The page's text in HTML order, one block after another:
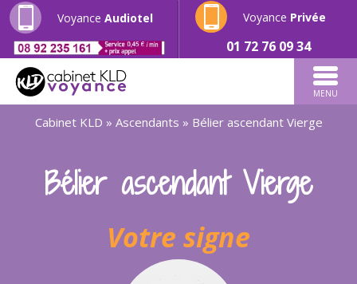
Voyance Audiotel Voyance Privée
01 72 76 09 34
MENU
Cabinet KLD » Ascendants » Bélier ascendant Vierge
Bélier ascendant Vierge
Votre signe